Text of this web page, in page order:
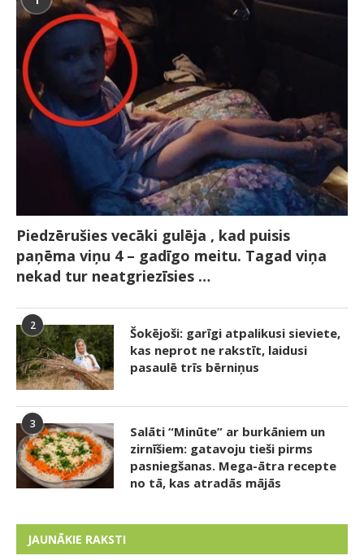
Piedzērušies vecāki gulēja , kad puisis
paņēma viņu 4 – gadīgo meitu. Tagad viņa
nekad tur neatgriezīsies …
2
Šokējoši: garīgi atpalikusi sieviete,
kas neprot ne rakstīt, laidusi
pasaulē trīs bērniņus
3
Salāti “Minūte” ar burkāniem un
zirnīšiem: gatavoju tieši pirms
pasniegšanas. Mega-ātra recepte
no tā, kas atradās mājās
JAUNĀKIE RAKSTI